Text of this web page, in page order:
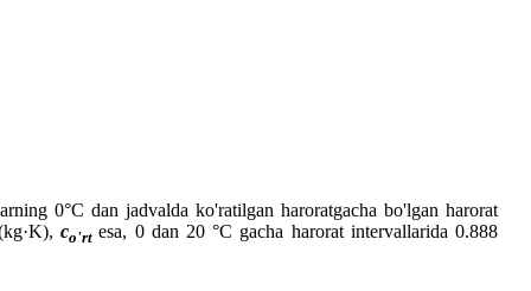
0°C dan jadvalda ko'ratilgan haroratgacha bo'lgan harorat
co'rtesa, 0 dan 20 °C gacha harorat intervallarida 0.888